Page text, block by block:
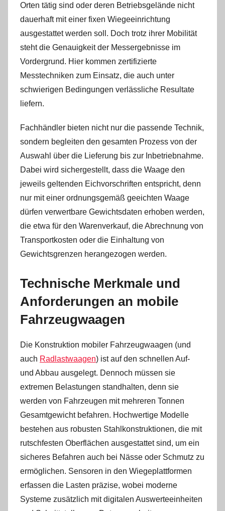
Orten tätig sind oder deren Betriebsgelände nicht
dauerhaft mit einer fixen Wiegeeinrichtung
ausgestattet werden soll. Doch trotz ihrer Mobilität
steht die Genauigkeit der Messergebnisse im
Vordergrund. Hier kommen zertifizierte
Messtechniken zum Einsatz, die auch unter
schwierigen Bedingungen verlässliche Resultate
liefern.
Fachhändler bieten nicht nur die passende Technik,
sondern begleiten den gesamten Prozess von der
Auswahl über die Lieferung bis zur Inbetriebnahme.
Dabei wird sichergestellt, dass die Waage den
jeweils geltenden Eichvorschriften entspricht, denn
nur mit einer ordnungsgemäß geeichten Waage
dürfen verwertbare Gewichtsdaten erhoben werden,
die etwa für den Warenverkauf, die Abrechnung von
Transportkosten oder die Einhaltung von
Gewichtsgrenzen herangezogen werden.
Technische Merkmale und
Anforderungen an mobile
Fahrzeugwaagen
Die Konstruktion mobiler Fahrzeugwaagen (und
auch Radlastwaagen) ist auf den schnellen Auf-
und Abbau ausgelegt. Dennoch müssen sie
extremen Belastungen standhalten, denn sie
werden von Fahrzeugen mit mehreren Tonnen
Gesamtgewicht befahren. Hochwertige Modelle
bestehen aus robusten Stahlkonstruktionen, die mit
rutschfesten Oberflächen ausgestattet sind, um ein
sicheres Befahren auch bei Nässe oder Schmutz zu
ermöglichen. Sensoren in den Wiegeplattformen
erfassen die Lasten präzise, wobei moderne
Systeme zusätzlich mit digitalen Auswerteeinheiten